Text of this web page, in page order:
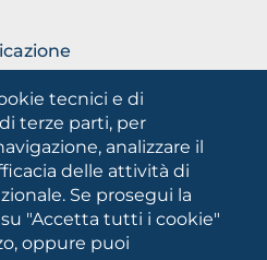
tecnici e di
terze parti, per
analizzare il
delle attività di
Se prosegui la
"Accetta tutti i cookie"
oppure puoi